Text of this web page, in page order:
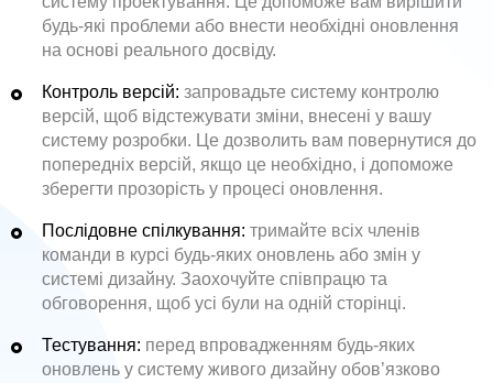
будь-які проблеми або внести необхідні оновлення
на основі реального досвіду.
Контроль версій: запровадьте систему контролю
версій, щоб відстежувати зміни, внесені у вашу
систему розробки. Це дозволить вам повернутися до
попередніх версій, якщо це необхідно, і допоможе
зберегти прозорість у процесі оновлення.
Послідовне спілкування: тримайте всіх членів
команди в курсі будь-яких оновлень або змін у
системі дизайну. Заохочуйте співпрацю та
обговорення, щоб усі були на одній сторінці.
Тестування: перед впровадженням будь-яких
оновлень у систему живого дизайну обов’язково